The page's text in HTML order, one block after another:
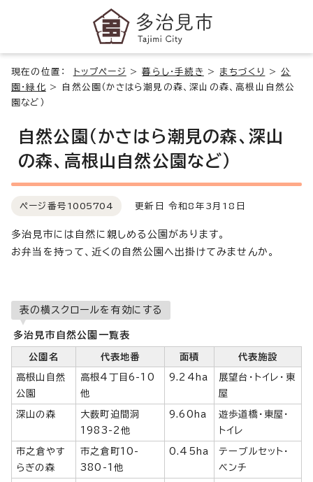
現在の位置： トップページ >暮らし・手続き > まちづくり >公
園・緑化 >
自然公園（かさはら潮見の森、深山の森、高根山自然公
園など）
自然公園（かさはら潮見の森、深山
の森、高根山自然公園など）
ページ番号 1005704 更新日 令和8年3月18日
多治見市には自然に親しめる公園があります。
お弁当を持って、近くの自然公園へ出掛けてみませんか。
表の横スクロールを有効にする
多治見市自然公園一覧表
公園名 代表地番 面積 代表施設
高根山自然
公園
高根4丁目6-10
他
9.24ha
展望台・トイレ・東
屋
深山の森
大薮町迫間洞
1983-2他
9.60ha
遊歩道橋・東屋・
トイレ
市之倉やす
らぎの森
市之倉町10-
380-1他
0.45ha
テーブルセット・
ベンチ